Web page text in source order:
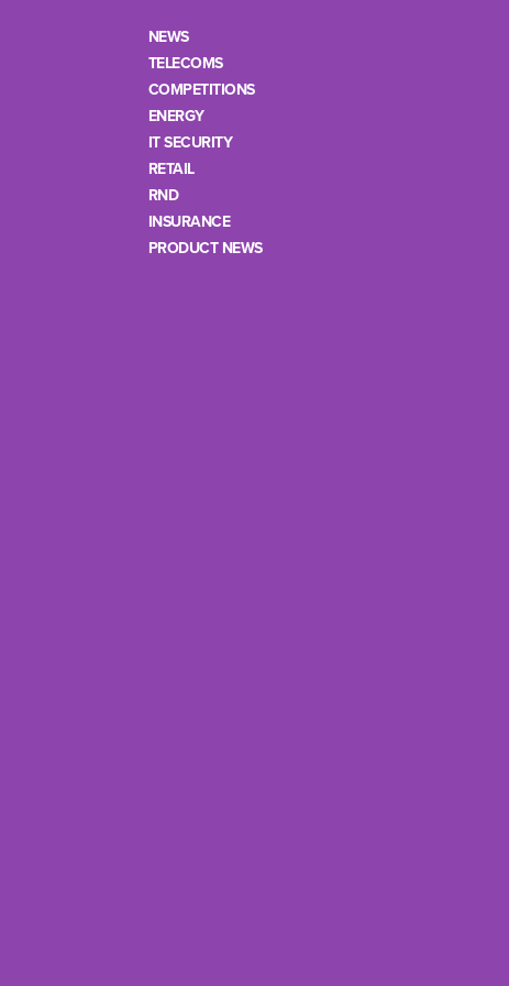
NEWS
TELECOMS
COMPETITIONS
ENERGY
IT SECURITY
RETAIL
RND
INSURANCE
PRODUCT NEWS